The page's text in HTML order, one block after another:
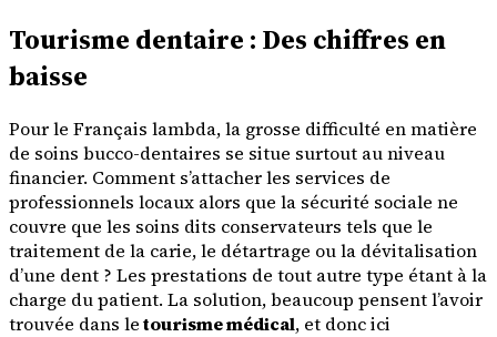
Tourisme dentaire : Des chiffres en
baisse
Pour le Français lambda, la grosse difficulté en matière
de soins bucco-dentaires se situe surtout au niveau
financier. Comment s’attacher les services de
professionnels locaux alors que la sécurité sociale ne
couvre que les soins dits conservateurs tels que le
traitement de la carie, le détartrage ou la dévitalisation
d’une dent ? Les prestations de tout autre type étant à la
charge du patient. La solution, beaucoup pensent l’avoir
trouvée dans letourisme médical, et donc ici